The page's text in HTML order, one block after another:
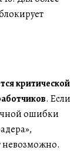
критической
. Если
ошибки
невозможно.